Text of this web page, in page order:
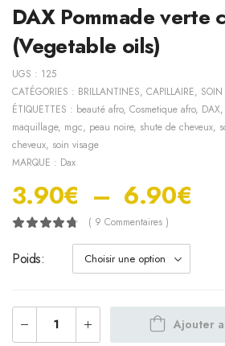
DAX Pommade verte
(Vegetable oils)
UGS : 125
CATÉGORIES : BRILLANTINES, CAPILLAIRE,
ÉTIQUETTES : beauté afro, Cosmetique afro, DAX,
maquillage, mgc, peau noire, shute de cheveux,
cheveux, soin visage
MARQUE : Dax
3.90€ – 6.90€
( 9 Commentaires )
Poids
Ajouter